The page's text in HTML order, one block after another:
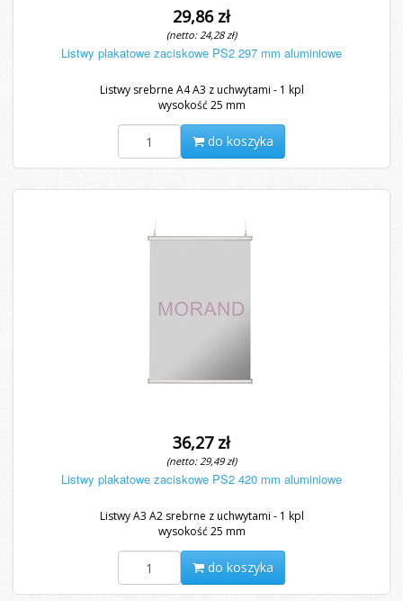
29,86 zł
(netto: 24,28 zł)
Listwy plakatowe zaciskowe PS2 297 mm aluminiowe
Listwy srebrne A4 A3 z uchwytami - 1 kpl
wysokość 25 mm
do koszyka
36,27 zł
(netto: 29,49 zł)
Listwy plakatowe zaciskowe PS2 420 mm aluminiowe
Listwy A3 A2 srebrne z uchwytami - 1 kpl
wysokość 25 mm
do koszyka